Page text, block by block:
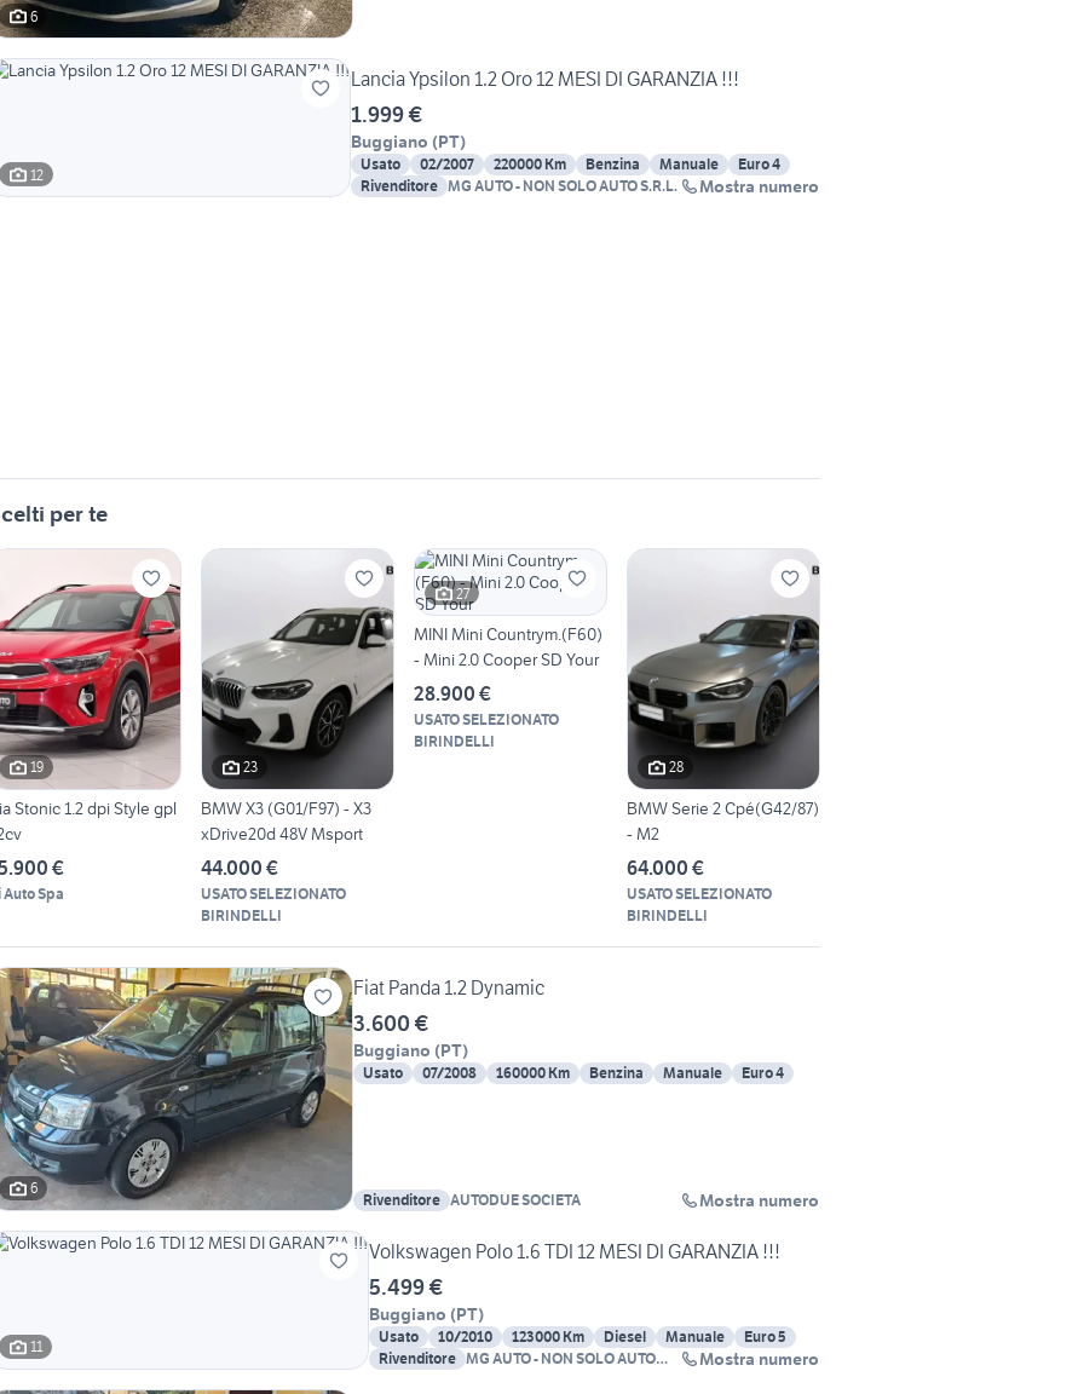
6
12
Lancia Ypsilon 1.2 Oro 12 MESI DI GARANZIA !!!
1.999 €
Buggiano (PT)
Usato 02/2007 220000 Km Benzina Manuale
Euro 4
Rivenditore MG AUTO - NON SOLO AUTO S.R.L. Mostra numero
per te
19
Stonic 1.2 dpi Style gpl
€
Auto Spa
23
BMW X3 (G01/F97) - X3
xDrive20d 48V Msport
44.000 €
USATO SELEZIONATO
BIRINDELLI
27
MINI Mini Countrym.(F60)
- Mini 2.0 Cooper SD Your
28.900 €
USATO SELEZIONATO
BIRINDELLI
28
BMW Serie 2 Cpé(G42/87)
- M2
64.000 €
USATO SELEZIONATO
BIRINDELLI
6
Fiat Panda 1.2 Dynamic
3.600 €
Buggiano (PT)
Usato 07/2008 160000 Km Benzina Manuale Euro 4
Rivenditore AUTODUE SOCIETA Mostra numero
11
Volkswagen Polo 1.6 TDI 12 MESI DI GARANZIA !!!
5.499 €
Buggiano (PT)
Usato 10/2010 123000 Km Diesel Manuale
Euro 5
Rivenditore MG AUTO - NON SOLO AUTO
Mostra numero